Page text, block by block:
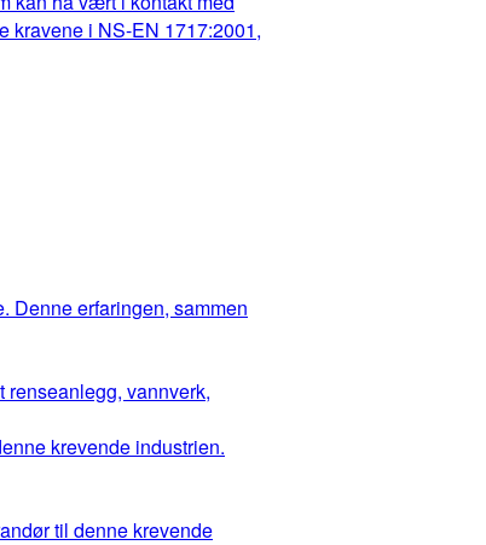
kravene i NS-EN 1717:2001,
Denne erfaringen, sammen
renseanlegg, vannverk,
krevende industrien.
til denne krevende